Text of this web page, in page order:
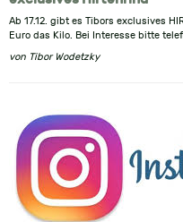
Ab 17.12. gibt es Tibors exclusives
Euro das Kilo. Bei Interesse bitte
von Tibor Wodetzky